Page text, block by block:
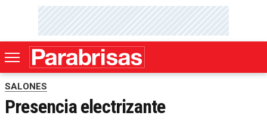
SALONES
Presencia electrizante